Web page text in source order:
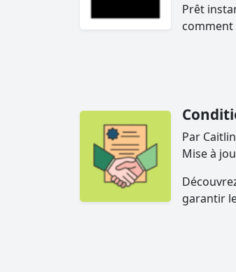
Prêt
comment
garantir